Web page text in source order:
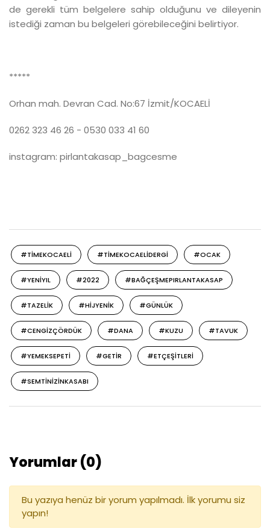
de gerekli tüm belgelere sahip olduğunu ve dileyenin
istediği zaman bu belgeleri görebileceğini belirtiyor.
*****
Orhan mah. Devran Cad. No:67 İzmit/KOCAELİ
0262 323 46 26 - 0530 033 41 60
instagram: pirlantakasap_bagcesme
#TIMEKOCAELI #TIMEKOCAELIDERGI #OCAK
#YENIYIL #2022 #BAĞÇEŞMEPIRLANTAKASAP
#TAZELIK #HIJYENIK #GÜNLÜK
#CENGIZÇÖRDÜK #DANA #KUZU #TAVUK
#YEMEKSEPETI #GETIR #ETÇEŞITLERI
#SEMTINIZINKASABI
Yorumlar (0)
Bu yazıya henüz bir yorum yapılmadı. İlk yorumu siz
yapın!